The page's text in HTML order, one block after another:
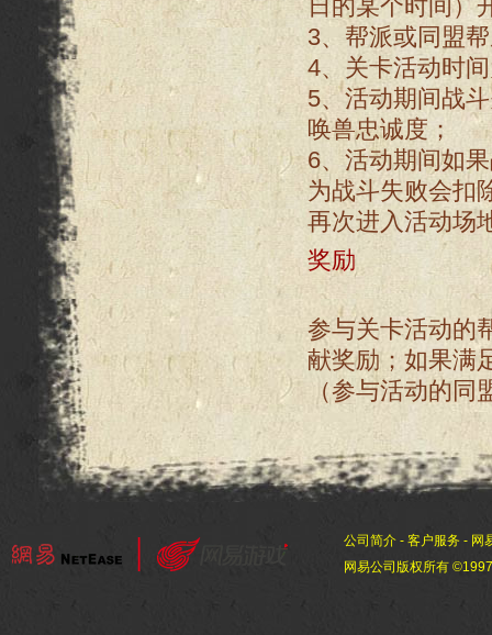
日的某个时间）
3、帮派或同盟
4、关卡活动时
5、活动期间战
唤兽忠诚度；
6、活动期间如
为战斗失败会扣
再次进入活动场
奖励
参与关卡活动的
献奖励；如果满
（参与活动的
公司简介 - 客户服务 - 网
网易公司版权所有